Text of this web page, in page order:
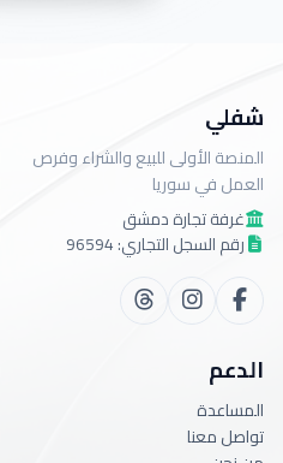
شفلي
المنصة الأولى للبيع والشراء وفرص
العمل في سوريا
غرفة تجارة دمشق
رقم السجل التجاري: 96594
الدعم
المساعدة
تواصل معنا